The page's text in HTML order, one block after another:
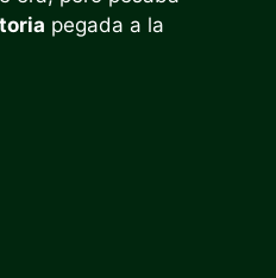
pegada a la